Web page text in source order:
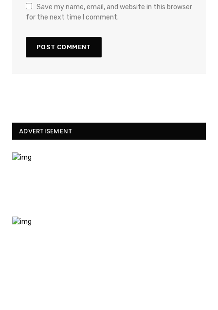
Save my name, email, and website in this browser
for the next time I comment.
ADVERTISEMENT